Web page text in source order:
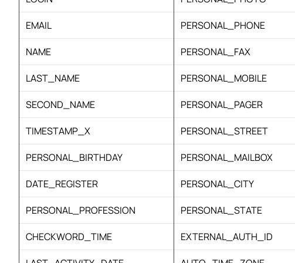
EMAIL PERSONAL_PHONE
NAME PERSONAL_FAX
LAST_NAME PERSONAL_MOBILE
SECOND_NAME PERSONAL_PAGER
TIMESTAMP_X PERSONAL_STREET
PERSONAL_BIRTHDAY PERSONAL_MAILBOX
DATE_REGISTER PERSONAL_CITY
PERSONAL_PROFESSION PERSONAL_STATE
CHECKWORD_TIME EXTERNAL_AUTH_ID